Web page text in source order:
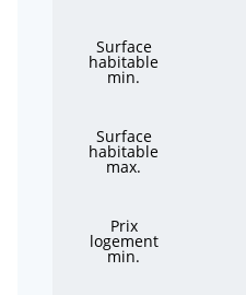
Surface
habitable
min.
Surface
habitable
max.
Prix
logement
min.